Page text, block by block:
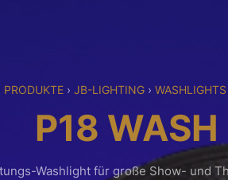
PRODUKTE › JB-LIGHTING › WASHLIGHTS
P18 WASH
Washlight für große Show- und